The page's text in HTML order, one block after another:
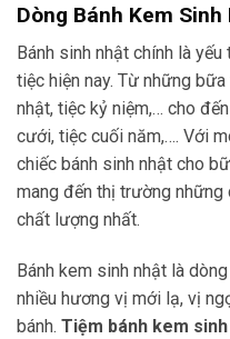
Dòng Bánh Kem
Bánh sinh nhật chính là
tiệc hiện nay. Từ những
nhật, tiệc kỷ niệm,… cho
cưới, tiệc cuối năm,…. Với
chiếc bánh sinh nhật cho
mang đến thị trường
chất lượng nhất.
Bánh kem sinh nhật là
nhiều hương vị mới lạ, vị
bánh. Tiệm bánh kem